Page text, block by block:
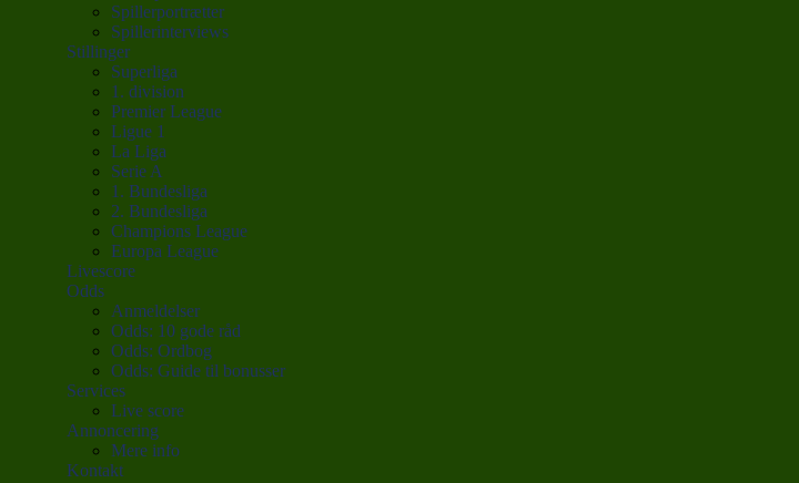
Spillerportrætter
Spillerinterviews
Stillinger
Superliga
1. division
Premier League
Ligue 1
La Liga
Serie A
1. Bundesliga
2. Bundesliga
Champions League
Europa League
Livescore
Odds
Anmeldelser
Odds: 10 gode råd
Odds: Ordbog
Odds: Guide til bonusser
Services
Live score
Annoncering
Mere info
Kontakt